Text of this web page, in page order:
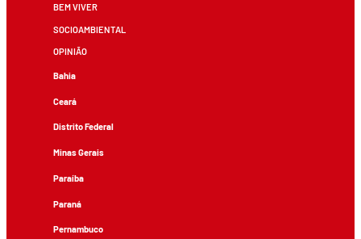
BEM VIVER
SOCIOAMBIENTAL
OPINIÃO
Bahia
Ceará
Distrito Federal
Minas Gerais
Paraíba
Paraná
Pernambuco